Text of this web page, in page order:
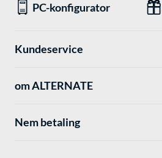
PC-konfigurator
Kundeservice
om ALTERNATE
Nem betaling